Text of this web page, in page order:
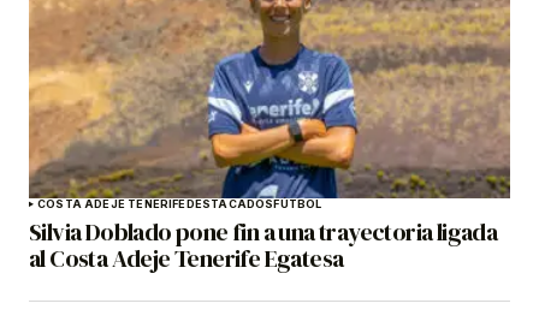
COSTA ADEJE TENERIFEDESTACADOSFÚTBOL
Silvia Doblado pone fin a una trayectoria ligada
al Costa Adeje Tenerife Egatesa